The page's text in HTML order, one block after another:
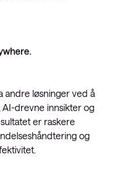
andre løsninger ved å
drevne innsikter og
er raskere
og